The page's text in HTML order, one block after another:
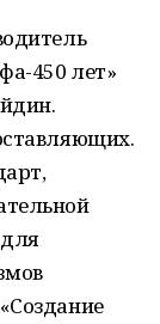
450 лет»